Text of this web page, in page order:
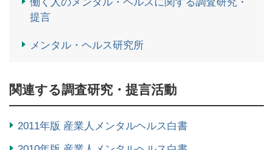
提言
メンタル・ヘルス研究所
関連する調査研究・提言活動
2011年版 産業人メンタルヘルス白書